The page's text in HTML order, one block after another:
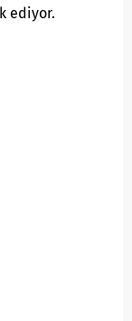
ediyor.